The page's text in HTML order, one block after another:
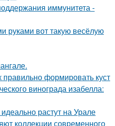
иммунитета -
руками вот такую весёлую
правильно формировать куст
винограда изабелла:
растут на Урале
коллекции современного